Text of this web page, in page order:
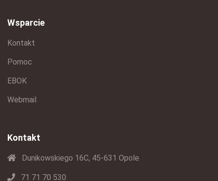
Wsparcie
Kontakt
Pomoc
EBOK
Webmail
Kontakt
Dunikowskiego 16C, 45-631 Opole
71 71 70 530